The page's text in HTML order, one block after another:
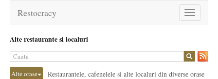
Toggle
navigation
Restocracy
Alte restaurante si localuri
Alte orase Restaurantele, cafenelele si alte localuri din diverse orase